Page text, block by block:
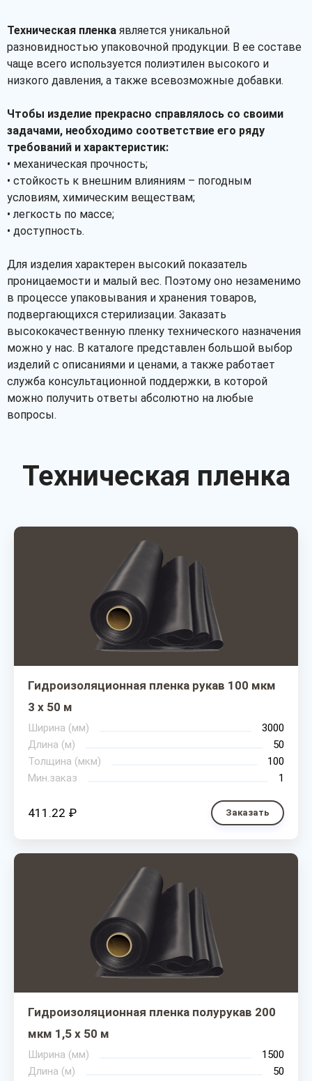
Техническая пленка является уникальной
разновидностью упаковочной продукции. В ее составе
чаще всего используется полиэтилен высокого и
низкого давления, а также всевозможные добавки.
Чтобы изделие прекрасно справлялось со своими
задачами, необходимо соответствие его ряду
требований и характеристик:
• механическая прочность;
• стойкость к внешним влияниям – погодным
условиям, химическим веществам;
• легкость по массе;
• доступность.
Для изделия характерен высокий показатель
проницаемости и малый вес. Поэтому оно незаменимо
в процессе упаковывания и хранения товаров,
подвергающихся стерилизации. Заказать
высококачественную пленку технического назначения
можно у нас. В каталоге представлен большой выбор
изделий с описаниями и ценами, а также работает
служба консультационной поддержки, в которой
можно получить ответы абсолютно на любые
вопросы.
Техническая пленка
Гидроизоляционная пленка рукав 100 мкм
3 х 50 м
Ширина (мм)
3000
Длина (м)
50
Толщина (мкм)
100
Мин.заказ
1
411.22 ₽ Заказать
Гидроизоляционная пленка полурукав 200
мкм 1,5 х 50 м
Ширина (мм)
1500
Длина (м)
50